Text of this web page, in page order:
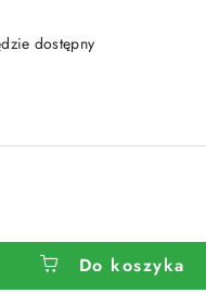
dostępny
Do koszyka